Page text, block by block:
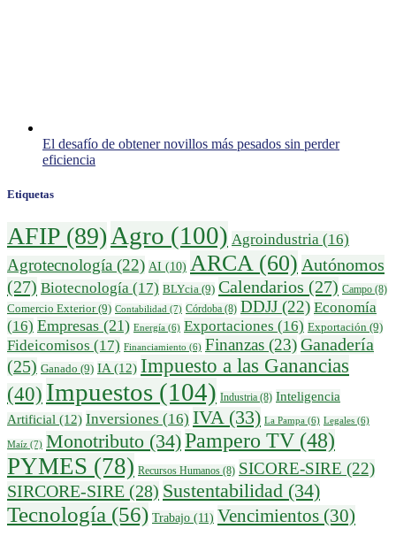
El desafío de obtener novillos más pesados sin perder
eficiencia
Etiquetas
AFIP (89) Agro (100) Agroindustria (16)
Agrotecnología (22) AI (10) ARCA(60) Autónomos
(27) Biotecnología (17) BLYcia (9) Calendarios (27) Campo (8)
Comercio Exterior(9) Contabilidad (7) Córdoba (8) DDJJ (22) Economía
(16) Empresas (21) Energía (6) Exportaciones (16) Exportación (9)
Fideicomisos (17) Financiamiento (6) Finanzas (23)Ganadería
(25) Ganado (9) IA (12) Impuesto a las Ganancias
(40) Impuestos (104) Industria (8) Inteligencia
Artificial (12) Inversiones (16) IVA(33) La Pampa (6) Legales (6)
Maíz (7) Monotributo (34)Pampero TV (48)
PYMES (78) Recursos Humanos (8) SICORE-SIRE (22)
SIRCORE-SIRE (28) Sustentabilidad (34)
Tecnología (56) Trabajo (11) Vencimientos (30)